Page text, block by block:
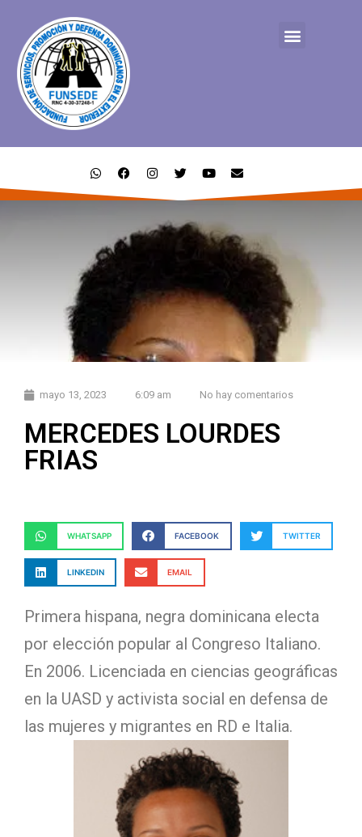
mayo 13, 2023 6:09 am No hay comentarios
MERCEDES LOURDES
FRIAS
WHATSAPP FACEBOOK TWITTER
LINKEDIN EMAIL
Primera hispana, negra dominicana electa
por elección popular al Congreso Italiano.
En 2006. Licenciada en ciencias geográficas
en la UASD y activista social en defensa de
las mujeres y migrantes en RD e Italia.